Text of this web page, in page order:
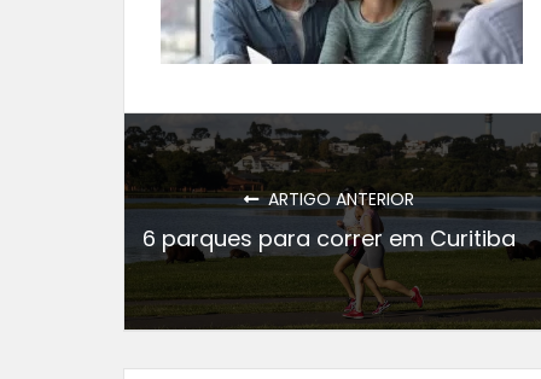
ARTIGO ANTERIOR
6 parques para correr em Curitiba